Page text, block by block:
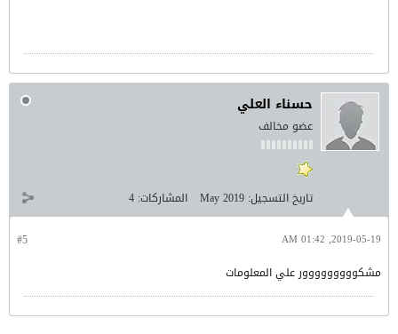
حسناء العلي
عضو مخالف
تاريخ التسجيل: May 2019 المشاركات: 4
#5 2019-05-19, 01:42 AM
مشكووووووووور علي المعلومات